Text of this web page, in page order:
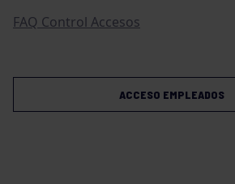
FAQ Control Accesos
ACCESO EMPLEADOS